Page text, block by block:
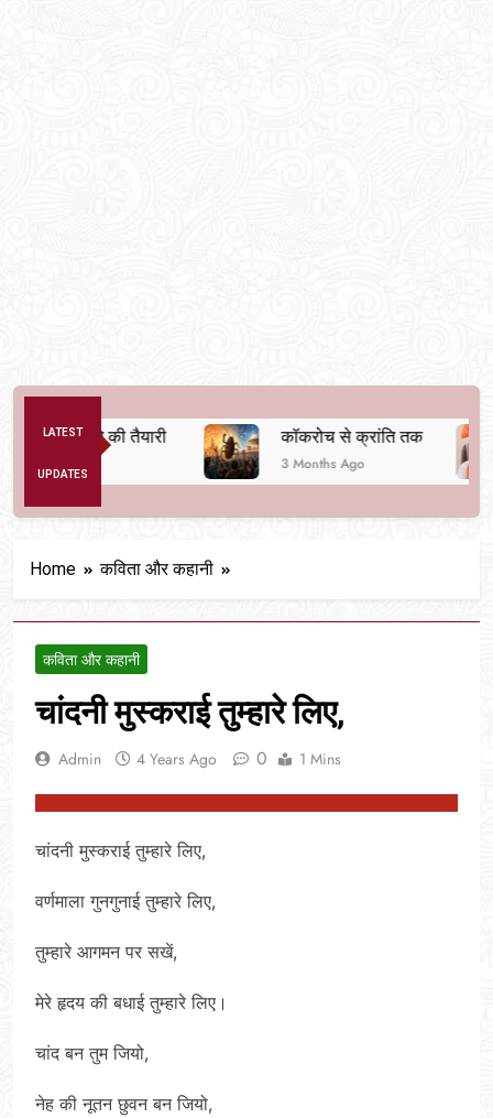
LATEST
UPDATES
बदलने की तैयारी कॉकरोच से क्रांति तक
3 Months Ago
Home कविता और कहानी
कविता और कहानी
चांदनी मुस्कराई तुम्हारे लिए,
Admin 4 Years Ago 0 1 Mins
चांदनी मुस्कराई तुम्हारे लिए,
वर्णमाला गुनगुनाई तुम्हारे लिए,
तुम्हारे आगमन पर सखें,
मेरे हृदय की बधाई तुम्हारे लिए।
चांद बन तुम जियो,
नेह की नूतन छुवन बन जियो,